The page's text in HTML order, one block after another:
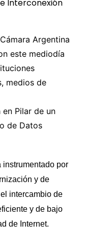
Argentina
este mediodía
medios de
Pilar de un
de Datos
instrumentado por
y de
intercambio de
y de bajo
de Internet.